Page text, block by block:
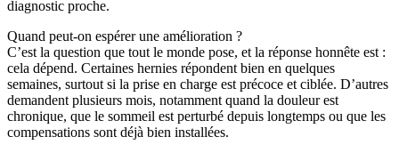
diagnostic proche.
Quand peut-on espérer une amélioration ?
C’est la question que tout le monde pose, et la réponse honnête est :
cela dépend. Certaines hernies répondent bien en quelques
semaines, surtout si la prise en charge est précoce et ciblée. D’autres
demandent plusieurs mois, notamment quand la douleur est
chronique, que le sommeil est perturbé depuis longtemps ou que les
compensations sont déjà bien installées.